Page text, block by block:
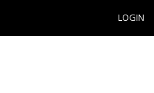
LOGIN